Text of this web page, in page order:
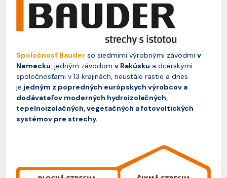
Spoločnosť Bauder so siedmimi výrobnými závodmi v
Nemecku, jedným závodom v Rakúsku a dcérskymi
spoločnosťami v 13 krajinách, neustále rastie a dnes
je jedným z popredných európskych výrobcov a
dodávateľov moderných hydroizolačných,
tepelnoizolačných, vegetačných a fotovoltických
systémov pre strechy.